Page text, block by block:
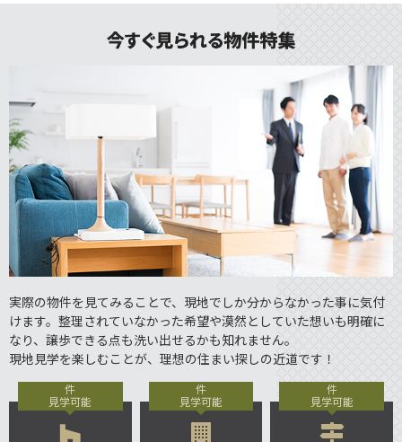
実際の物件を見てみることで、現地でしか分からなかった事に気付
けます。整理されていなかった希望や漠然としていた想いも明確に
なり、譲歩できる点も洗い出せるかも知れません。
現地見学を楽しむことが、理想の住まい探しの近道です！
件
見学可能
件
見学可能
件
見学可能